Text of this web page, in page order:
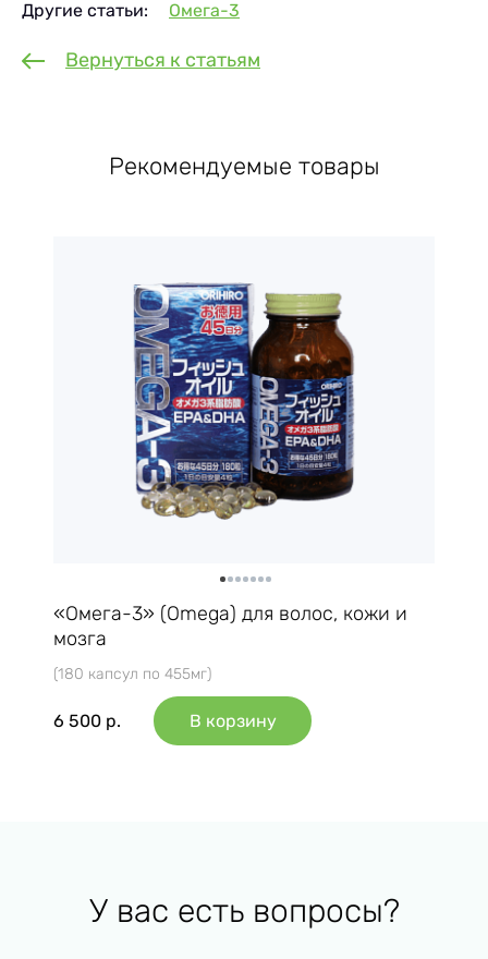
Другие статьи: Омега-3
Вернуться к статьям
Рекомендуемые товары
«Омега-3» (Omega) для волос, кожи и
мозга
(180 капсул по 455мг)
6 500 р. В корзину
У вас есть вопросы?